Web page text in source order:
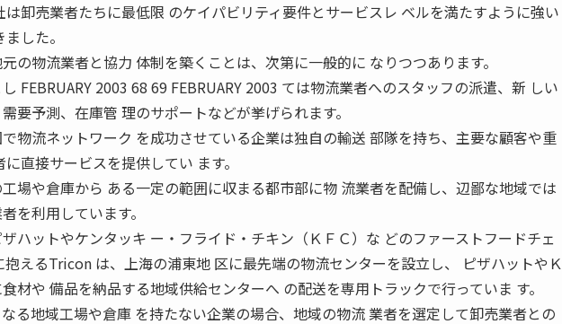
は卸売業者たちに最低限 のケイパビリティ要件とサービスレ ベルを満たすように強い
した。
の物流業者と協力 体制を築くことは、次第に一般的に なりつつあります。
FEBRUARY 2003 68 69 FEBRUARY 2003 ては物流業者へのスタッフの派遣、新 しい
要予測、在庫管 理のサポートなどが挙げられます。
物流ネットワーク を成功させている企業は独自の輸送 部隊を持ち、主要な顧客や重
直接サービスを提供してい ます。
場や倉庫から ある一定の範囲に収まる都市部に物 流業者を配備し、辺鄙な地域では
を利用しています。
ハットやケンタッキ ー・フライド・チキン（ＫＦＣ）な どのファーストフードチェ
抱えるTricon は、上海の浦東地 区に最先端の物流センターを設立し、 ピザハットやＫ
材や 備品を納品する地域供給センターへ の配送を専用トラックで行っていま す。
る地域工場や倉庫 を持たない企業の場合、地域の物流 業者を選定して卸売業者との